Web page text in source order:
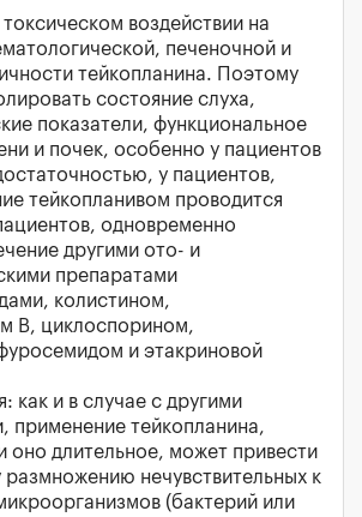
воздействии на
печеночной и
тейкопланина. Поэтому
состояние слуха,
показатели, функциональное
и почек, особенно у пациентов
у пациентов,
тейкопланивом проводится
одновременно
другими ото- и
препаратами
колистином,
В, циклоспорином,
и этакриновой
как и в случае с другими
применение тейкопланина,
оно длительное, может привести
нечувствительных к
(бактерий или